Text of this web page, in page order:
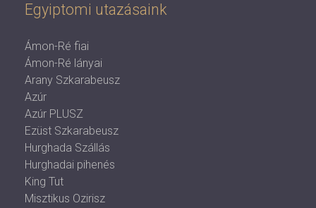
Egyiptomi utazásaink
Ámon-Ré fiai
Ámon-Ré lányai
Arany Szkarabeusz
Azúr
Azúr PLUSZ
Ezüst Szkarabeusz
Hurghada Szállás
Hurghadai pihenés
King Tut
Misztikus Ozirisz